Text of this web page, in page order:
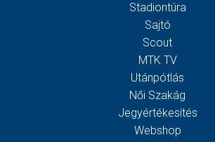
Stadiontúra
Sajtó
Scout
MTK TV
Utánpótlás
Női Szakág
Jegyértékesítés
Webshop